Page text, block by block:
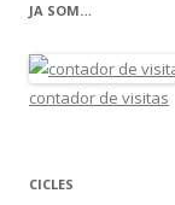
JA SOM…
contador de visitas
CICLES